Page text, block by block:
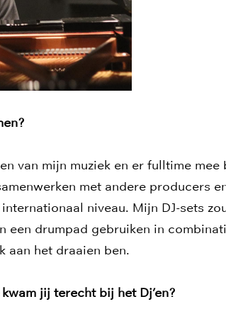
van mijn muziek en er fulltime mee
met andere producers
niveau. Mijn DJ-sets
een drumpad gebruiken in
aan het draaien ben.
jij terecht bij het Dj’en?